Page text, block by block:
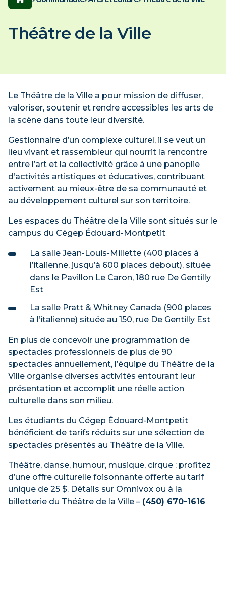
Espace employés/étudiants
Lynx
Cégep
avez-vous pensé à
en transformation
les impacts et entraves du chantier.
pratiques
les impacts et entraves du chantier.
Théâtre de la Ville
Le Théâtre de la Ville a pour mission de diffuser,
valoriser, soutenir et rendre accessibles les arts de
la scène dans toute leur diversité.
Gestionnaire d’un complexe culturel, il se veut un
lieu vivant et rassembleur qui nourrit la rencontre
entre l’art et la collectivité grâce à une panoplie
d’activités artistiques et éducatives, contribuant
activement au mieux-être de sa communauté et
au développement culturel sur son territoire.
Les espaces du Théâtre de la Ville sont situés sur le
campus du Cégep Édouard-Montpetit
La salle Jean-Louis-Millette (400 places à
l’italienne, jusqu’à 600 places debout), située
dans le Pavillon Le Caron, 180 rue De Gentilly
Est
La salle Pratt & Whitney Canada (900 places
à l’italienne) située au 150, rue De Gentilly Est
En plus de concevoir une programmation de
spectacles professionnels de plus de 90
spectacles annuellement, l’équipe du Théâtre de la
Ville organise diverses activités entourant leur
présentation et accomplit une réelle action
culturelle dans son milieu.
Les étudiants du Cégep Édouard-Montpetit
bénéficient de tarifs réduits sur une sélection de
spectacles présentés au Théâtre de la Ville.
Théâtre, danse, humour, musique, cirque : profitez
d’une offre culturelle foisonnante offerte au tarif
unique de 25 $. Détails sur Omnivox ou à la
billetterie du Théâtre de la Ville – (450) 670-1616